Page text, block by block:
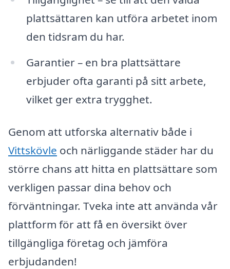
plattsättaren kan utföra arbetet inom
den tidsram du har.
Garantier – en bra plattsättare
erbjuder ofta garanti på sitt arbete,
vilket ger extra trygghet.
Genom att utforska alternativ både i
Vittskövle och närliggande städer har du
större chans att hitta en plattsättare som
verkligen passar dina behov och
förväntningar. Tveka inte att använda vår
plattform för att få en översikt över
tillgängliga företag och jämföra
erbjudanden!